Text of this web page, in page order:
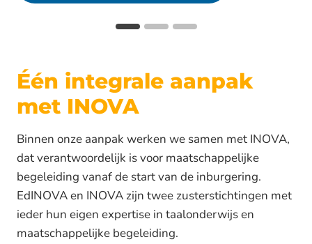
Één integrale aanpak
met INOVA
Binnen onze aanpak werken we samen met INOVA,
dat verantwoordelijk is voor maatschappelijke
begeleiding vanaf de start van de inburgering.
EdINOVA en INOVA zijn twee zusterstichtingen met
ieder hun eigen expertise in taalonderwijs en
maatschappelijke begeleiding.